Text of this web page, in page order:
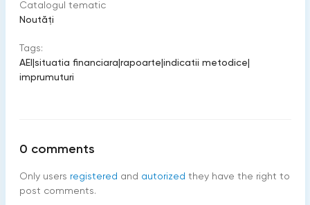
Catalogul tematic
Noutăți
Tags:
AEI|situatia financiara|rapoarte|indicatii metodice|
imprumuturi
0 comments
Only users registered and autorized they have the right to
post comments.